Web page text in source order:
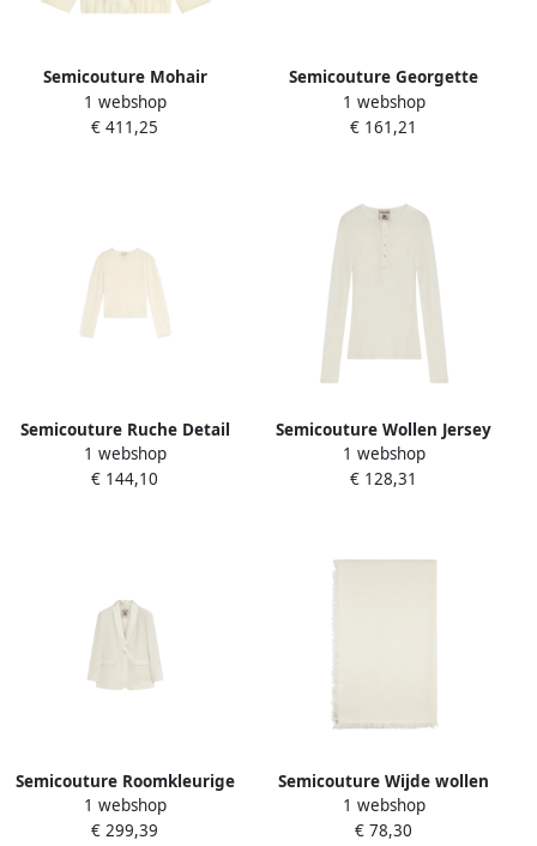
Semicouture Mohair
Bomberjack met ritssluiting
Beige Dames
1 webshop
€ 411,25
Semicouture Georgette
shirt met katoenen details
Beige Dames
1 webshop
€ 161,21
Semicouture Ruche Detail
Wollen Mix Ronde Hals Trui
Beige Dames
1 webshop
€ 144,10
Semicouture Wollen Jersey
Serafino Top Beige Dames
1 webshop
€ 128,31
Semicouture Roomkleurige
Wollen Blazer Jas Beige
Dames
1 webshop
€ 299,39
Semicouture Wijde wollen
sjaal met franjes Beige
Dames
1 webshop
€ 78,30